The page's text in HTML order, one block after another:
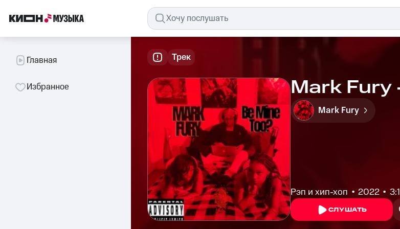
Главная
Избранное
Трек
Mark Fury
Mark Fury
Рэп и хип-хоп 2022
СЛУШАТЬ